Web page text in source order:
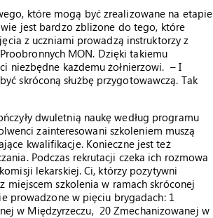
które mogą być zrealizowane na etapie
jest bardzo zbliżone do tego, które
z uczniami prowadzą instruktorzy z
MON. Dzięki takiemu
niezbędne każdemu żołnierzowi. – I
skróconą służbę przygotowawczą. Tak
dwuletnią naukę według programu
zainteresowani szkoleniem muszą
kwalifikacje. Konieczne jest też
Podczas rekrutacji czeka ich rozmowa
lekarskiej. Ci, którzy pozytywni
miejscem szkolenia w ramach skróconej
prowadzone w pięciu brygadach: 1
w Międzyrzeczu, 20 Zmechanizowanej w